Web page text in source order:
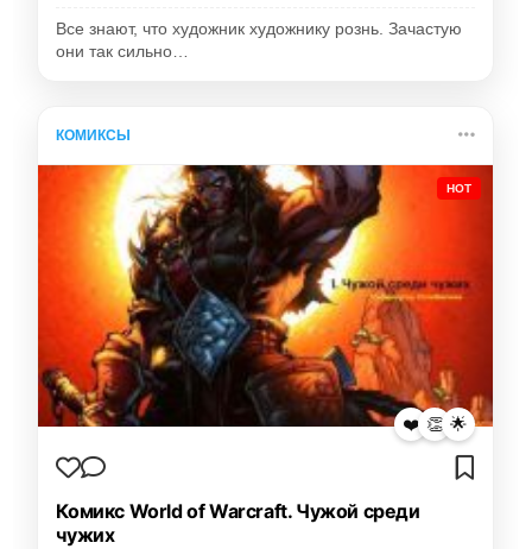
Все знают, что художник художнику рознь. Зачастую
они так сильно…
КОМИКСЫ
HOT
❤️ 👏 🌟
Комикс World of Warcraft. Чужой среди
чужих